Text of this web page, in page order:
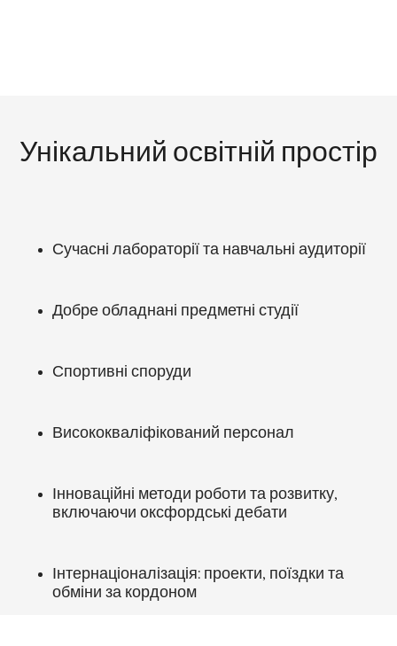
Унікальний освітній простір
Сучасні лабораторії та навчальні аудиторії
Добре обладнані предметні студії
Спортивні споруди
Висококваліфікований персонал
Інноваційні методи роботи та розвитку,
включаючи оксфордські дебати
Інтернаціоналізація: проекти, поїздки та
обміни за кордоном